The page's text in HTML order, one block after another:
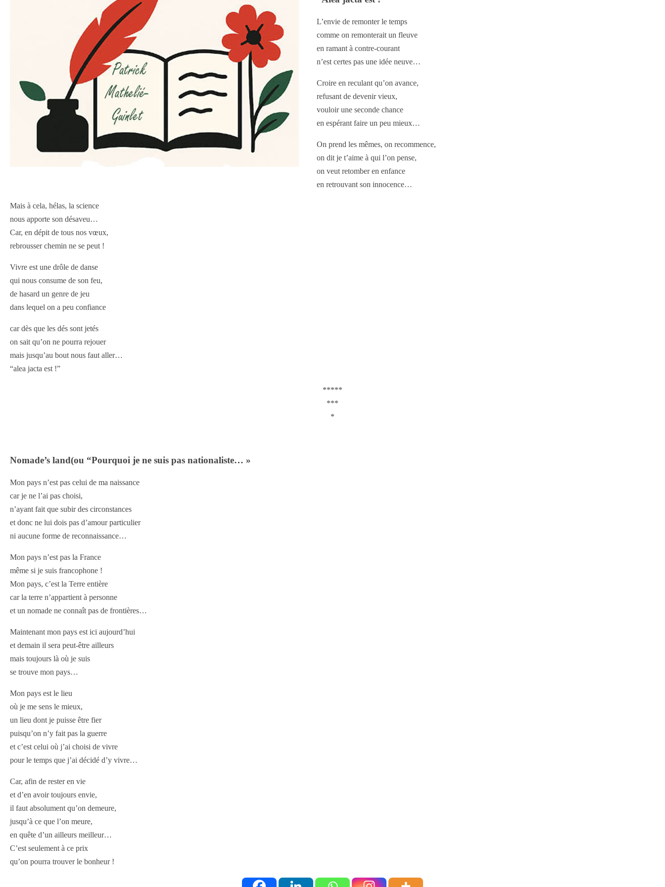
L’envie de remonter le temps
comme on remonterait un fleuve
en ramant à contre-courant
n’est certes pas une idée neuve…
Croire en reculant qu’on avance,
refusant de devenir vieux,
vouloir une seconde chance
en espérant faire un peu mieux…
On prend les mêmes, on recommence,
on dit je t’aime à qui l’on pense,
on veut retomber en enfance
en retrouvant son innocence…
Mais à cela, hélas, la science
nous apporte son désaveu…
Car, en dépit de tous nos vœux,
rebrousser chemin ne se peut !
Vivre est une drôle de danse
qui nous consume de son feu,
de hasard un genre de jeu
dans lequel on a peu confiance
car dès que les dés sont jetés
on sait qu’on ne pourra rejouer
mais jusqu’au bout nous faut aller…
“alea jacta est !”
*****
***
*
Nomade’s land(ou “Pourquoi je ne suis pas nationaliste… »
Mon pays n’est pas celui de ma naissance
car je ne l’ai pas choisi,
n’ayant fait que subir des circonstances
et donc ne lui dois pas d’amour particulier
ni aucune forme de reconnaissance…
Mon pays n’est pas la France
même si je suis francophone !
Mon pays, c’est la Terre entière
car la terre n’appartient à personne
et un nomade ne connaît pas de frontières…
Maintenant mon pays est ici aujourd’hui
et demain il sera peut-être ailleurs
mais toujours là où je suis
se trouve mon pays…
Mon pays est le lieu
où je me sens le mieux,
un lieu dont je puisse être fier
puisqu’on n’y fait pas la guerre
et c’est celui où j’ai choisi de vivre
pour le temps que j’ai décidé d’y vivre…
Car, afin de rester en vie
et d’en avoir toujours envie,
il faut absolument qu’on demeure,
jusqu’à ce que l’on meure,
en quête d’un ailleurs meilleur…
C’est seulement à ce prix
qu’on pourra trouver le bonheur !